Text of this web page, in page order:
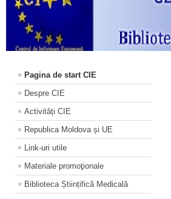
Pagina de start CIE
Despre CIE
Activități CIE
Republica Moldova și UE
Link-uri utile
Materiale promoţionale
Biblioteca Științifică Medicală